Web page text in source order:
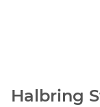
Halbring